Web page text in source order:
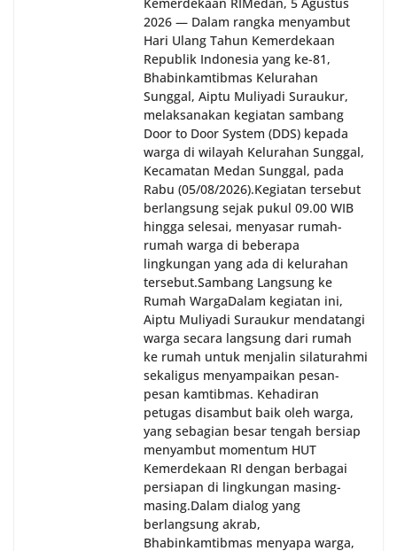
Kemerdekaan RI‎‎Medan, 5 Agustus
2026 — Dalam rangka menyambut
Hari Ulang Tahun Kemerdekaan
Republik Indonesia yang ke-81,
Bhabinkamtibmas Kelurahan
Sunggal, Aiptu Muliyadi Suraukur,
melaksanakan kegiatan sambang
Door to Door System (DDS) kepada
warga di wilayah Kelurahan Sunggal,
Kecamatan Medan Sunggal, pada
Rabu (05/08/2026).‎‎Kegiatan tersebut
berlangsung sejak pukul 09.00 WIB
hingga selesai, menyasar rumah-
rumah warga di beberapa
lingkungan yang ada di kelurahan
tersebut.‎Sambang Langsung ke
Rumah Warga‎Dalam kegiatan ini,
Aiptu Muliyadi Suraukur mendatangi
warga secara langsung dari rumah
ke rumah untuk menjalin silaturahmi
sekaligus menyampaikan pesan-
pesan kamtibmas. Kehadiran
petugas disambut baik oleh warga,
yang sebagian besar tengah bersiap
menyambut momentum HUT
Kemerdekaan RI dengan berbagai
persiapan di lingkungan masing-
masing.‎Dalam dialog yang
berlangsung akrab,
Bhabinkamtibmas menyapa warga,